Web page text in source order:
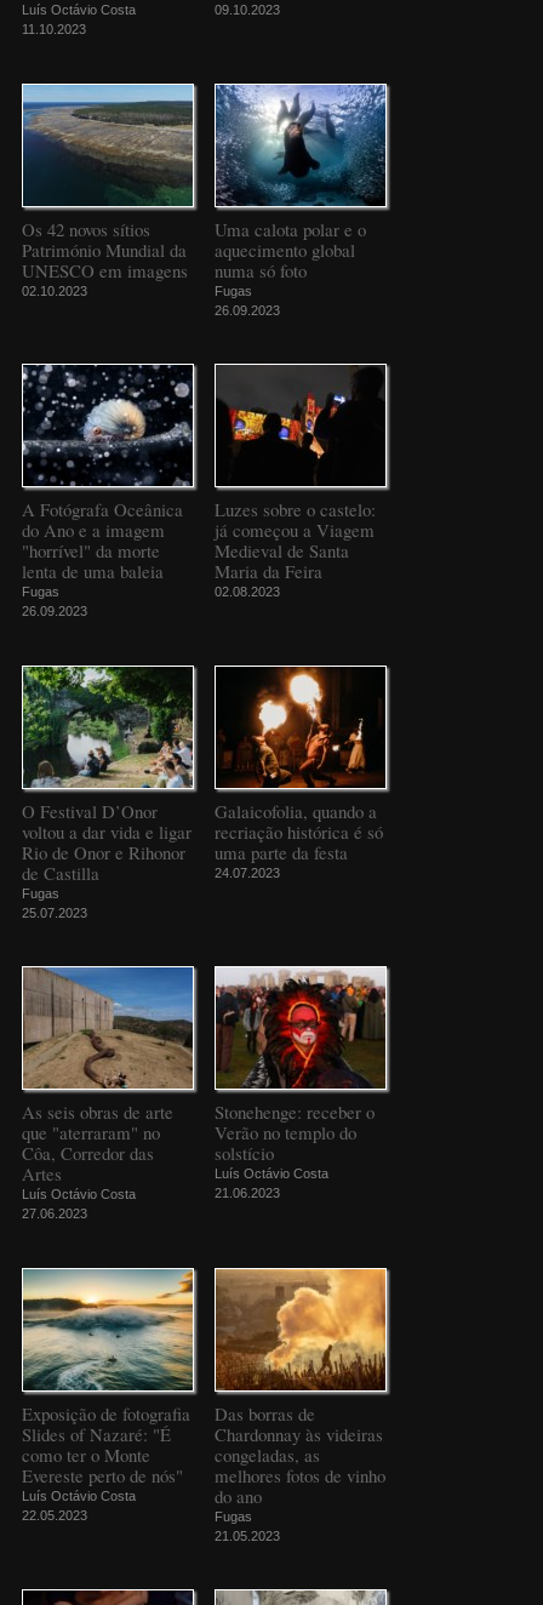
Luís Octávio Costa
11.10.2023
09.10.2023
Os 42 novos sítios
Património Mundial da
UNESCO em imagens
02.10.2023
Uma calota polar e o
aquecimento global
numa só foto
Fugas
26.09.2023
A Fotógrafa Oceânica
do Ano e a imagem
"horrível" da morte
lenta de uma baleia
Fugas
26.09.2023
Luzes sobre o castelo:
já começou a Viagem
Medieval de Santa
Maria da Feira
02.08.2023
O Festival D’Onor
voltou a dar vida e ligar
Rio de Onor e Rihonor
de Castilla
Fugas
25.07.2023
Galaicofolia, quando a
recriação histórica é só
uma parte da festa
24.07.2023
As seis obras de arte
que "aterraram" no
Côa, Corredor das
Artes
Luís Octávio Costa
27.06.2023
Stonehenge: receber o
Verão no templo do
solstício
Luís Octávio Costa
21.06.2023
Exposição de fotografia
Slides of Nazaré: "É
como ter o Monte
Evereste perto de nós"
Luís Octávio Costa
22.05.2023
Das borras de
Chardonnay às videiras
congeladas, as
melhores fotos de vinho
do ano
Fugas
21.05.2023